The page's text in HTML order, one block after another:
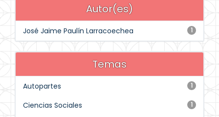
Autor(es)
1
José Jaime Paulín Larracoechea
Temas
1
Autopartes
1
Ciencias Sociales